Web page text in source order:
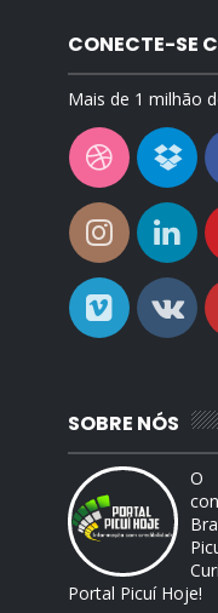
CONECTE-SE
Mais de 1 milhão
SOBRE NÓS
O
Portal Picuí Hoje!